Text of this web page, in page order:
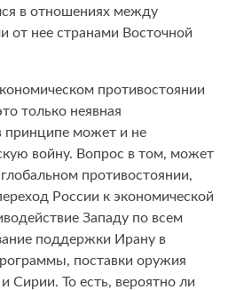
в отношениях между
от нее странами Восточной
противостоянии
только неявная
принципе может и не
войну. Вопрос в том, может
противостоянии,
России к экономической
Западу по всем
поддержки Ирану в
поставки оружия
Сирии. То есть, вероятно ли